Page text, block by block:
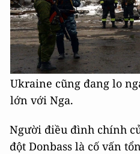
Ukraine cũng đang lo
lớn với Nga.
Người điều đình chính
đột Donbass là cố vấn